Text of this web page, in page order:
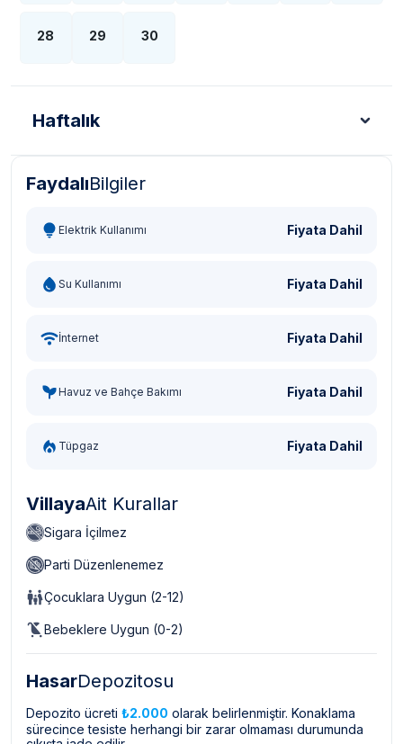
28 29 30
Haftalık
Türk Lirası - TL
FaydalıBilgiler
Elektrik Kullanımı Fiyata Dahil
Su Kullanımı Fiyata Dahil
İnternet Fiyata Dahil
Havuz ve Bahçe Bakımı Fiyata Dahil
Tüpgaz Fiyata Dahil
VillayaAit Kurallar
Sigara İçilmez
Parti Düzenlenemez
Çocuklara Uygun (2-12)
Bebeklere Uygun (0-2)
HasarDepozitosu
Depozito ücreti ₺2.000 olarak belirlenmiştir. Konaklama
sürecince tesiste herhangi bir zarar olmaması durumunda